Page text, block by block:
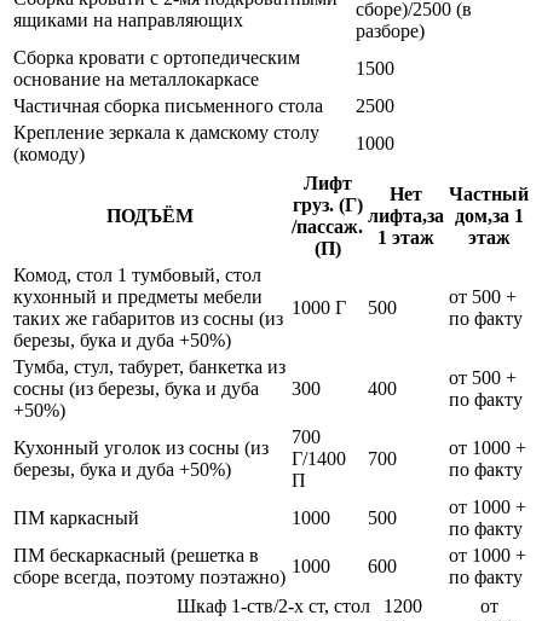
ящиками на направляющих
сборе)/2500 (в
разборе)
Сборка кровати с ортопедическим
основание на металлокаркасе
1500
Частичная сборка письменного стола
2500
Крепление зеркала к дамскому столу
(комоду)
1000
ПОДЪЁМ
Лифт
груз. (Г)
/пассаж.
(П)
Нет
лифта,за
1 этаж
Частный
дом,за 1
этаж
Комод, стол 1 тумбовый, стол
кухонный и предметы мебели
таких же габаритов из сосны (из
березы, бука и дуба +50%)
1000 Г 500
от 500 +
по факту
Тумба, стул, табурет, банкетка из
сосны (из березы, бука и дуба
+50%)
300 400
от 500 +
по факту
Кухонный уголок из сосны (из
березы, бука и дуба +50%)
700
Г/1400
П
700
от 1000 +
по факту
ПМ каркасный 1000 500
от 1000 +
по факту
ПМ бескаркасный (решетка в
сборе всегда, поэтому поэтажно)
1000 600
от 1000 +
по факту
Шкаф 1-ств/2-х ст, стол
1200
от